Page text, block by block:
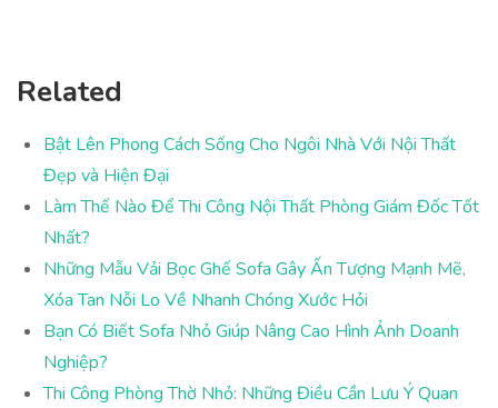
Related
Bật Lên Phong Cách Sống Cho Ngôi Nhà Với Nội Thất
Đẹp và Hiện Đại
Làm Thế Nào Để Thi Công Nội Thất Phòng Giám Đốc Tốt
Nhất?
Những Mẫu Vải Bọc Ghế Sofa Gây Ấn Tượng Mạnh Mẽ,
Xóa Tan Nỗi Lo Về Nhanh Chóng Xước Hỏi
Bạn Có Biết Sofa Nhỏ Giúp Nâng Cao Hình Ảnh Doanh
Nghiệp?
Thi Công Phòng Thờ Nhỏ: Những Điều Cần Lưu Ý Quan